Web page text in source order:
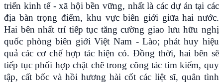
triển kinh tế - xã hội bền vững, nhất là các dự án tại các
địa bàn trọng điểm, khu vực biên giới giữa hai nước.
Hai bên nhất trí tiếp tục tăng cường giao lưu hữu nghị
quốc phòng biên giới Việt Nam - Lào; phát huy hiệu
quả các cơ chế hợp tác hiện có. Đồng thời, hai bên sẽ
tiếp tục phối hợp chặt chẽ trong công tác tìm kiếm, quy
tập, cất bốc và hồi hương hài cốt các liệt sĩ, quân tình